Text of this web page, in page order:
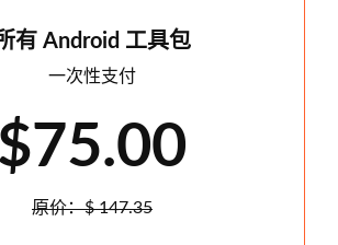
有 Android 工具包
一次性支付
$75.00
原价：$ 147.35